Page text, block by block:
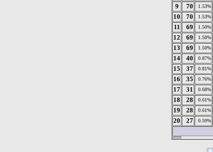
9
70 1.53%
10
70 1.53%
11
69 1.50%
12
69 1.50%
13
69 1.50%
14
40 0.87%
15
37 0.81%
16
35 0.76%
17
31 0.68%
18
28 0.61%
19
28 0.61%
20
27 0.59%